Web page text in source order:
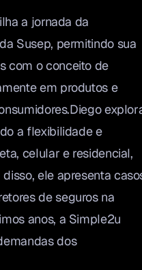
a jornada da
Susep, permitindo sua
com o conceito de
em produtos e
a flexibilidade e
celular e residencial,
ele apresenta
de seguros na
anos, a Simple2u
dos